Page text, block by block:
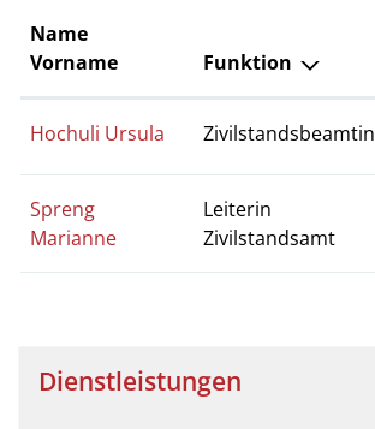
Name
Vorname
Funktion
Hochuli Ursula Zivilstandsbeamtin
Spreng
Marianne
Leiterin
Zivilstandsamt
Dienstleistungen